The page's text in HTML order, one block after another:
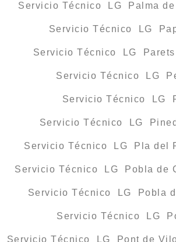
Servicio Técnico LG Palma
Servicio Técnico LG
Servicio Técnico LG
Servicio Técnico LG
Servicio Técnico LG
Servicio Técnico LG
Servicio Técnico LG Pla del
Servicio Técnico LG Pobla de
Servicio Técnico LG Pobla
Servicio Técnico LG
Servicio Técnico LG Pont de